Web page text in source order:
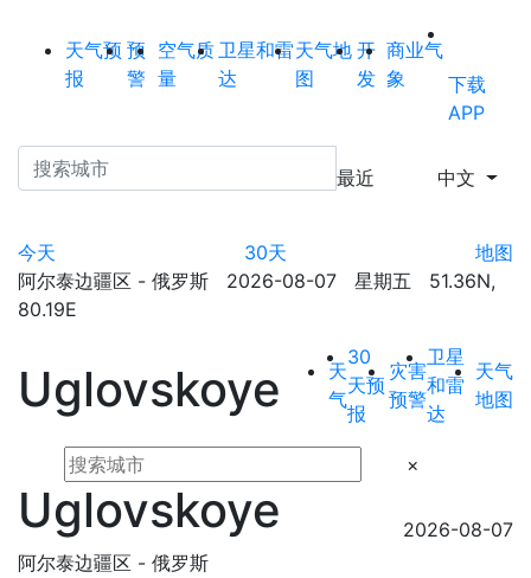
天气预
报
预
警
空气质
量
卫星和雷
达
天气地
图
开
发
商业气
象
下载
APP
最近 中文
今天 30天
地图
阿尔泰边疆区 - 俄罗斯 2026-08-07 星期五 51.36N,
80.19E
Uglovskoye
天
气
30
天预
报
灾害
预警
卫星
和雷
达
天气
地图
×
Uglovskoye
阿尔泰边疆区 - 俄罗斯
2026-08-07